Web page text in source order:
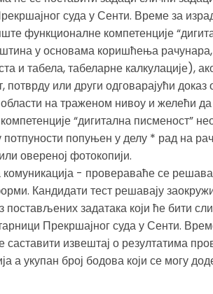
суда у Сенти. Време за
функционалне компетенције
у основама коришћења
и табела, табеларне калкулације),
потврду или други одговарајући
на траженом нивоу и желећи
“дигитална писменост”
попуњен у делу * рад на
овереној фотокопији.
- провераваће се
Кандидати тест решавају
постављених задатака који ће бити
Прекршајног суда у Сенти.
саставити извештај о резултатима
а укупан број бодова који се могу